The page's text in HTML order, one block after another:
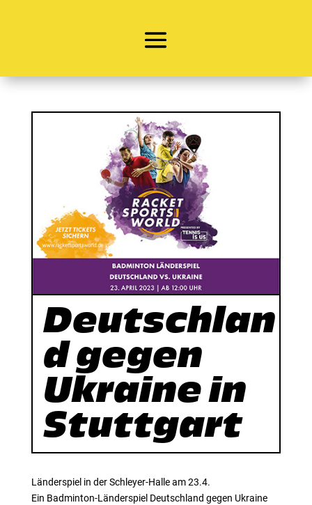
Deutschlan
d gegen
Ukraine in
Stuttgart
Länderspiel in der Schleyer-Halle am 23.4.
Ein Badminton-Länderspiel Deutschland gegen Ukraine